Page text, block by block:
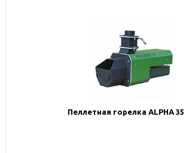
Пеллетная горелка ALPHA 35